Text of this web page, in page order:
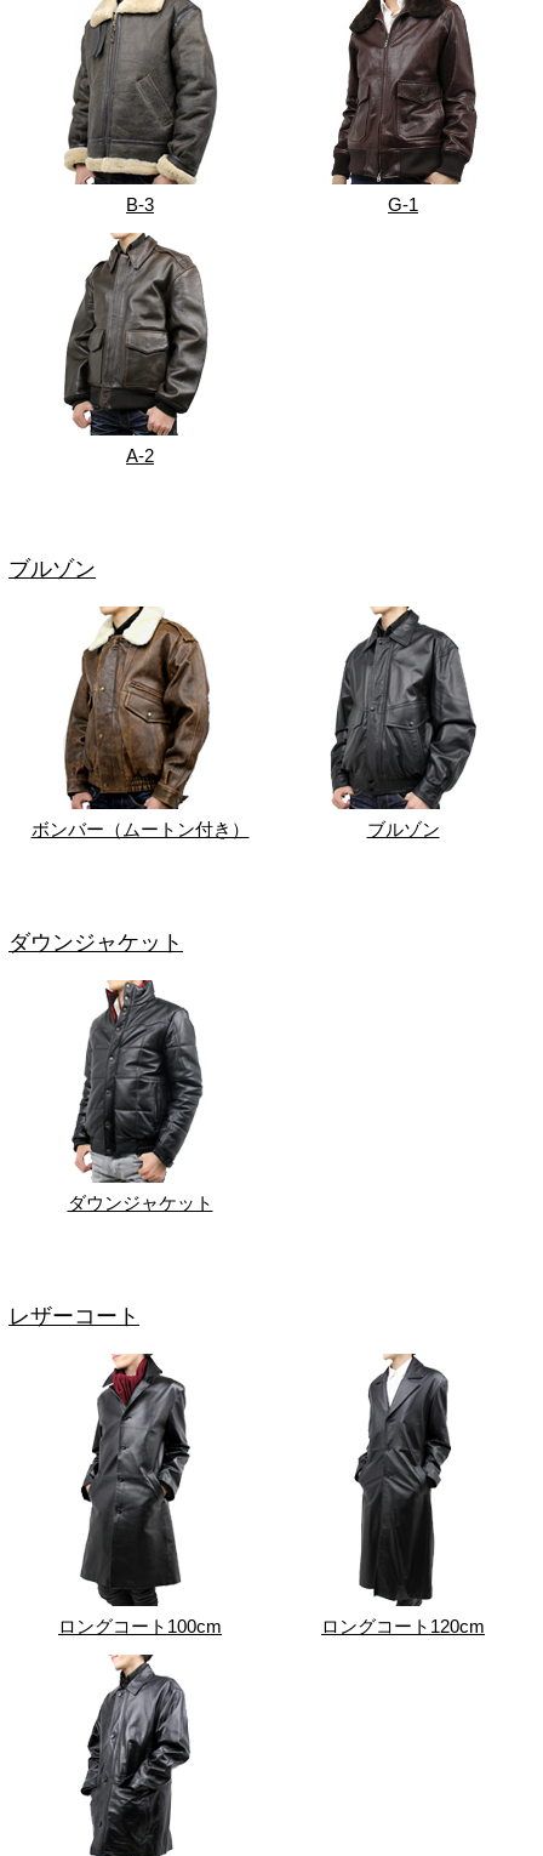
B-3 G-1
A-2
ブルゾン
ボンバー（ムートン付き） ブルゾン
ダウンジャケット
ダウンジャケット
レザーコート
ロングコート100cm ロングコート120cm